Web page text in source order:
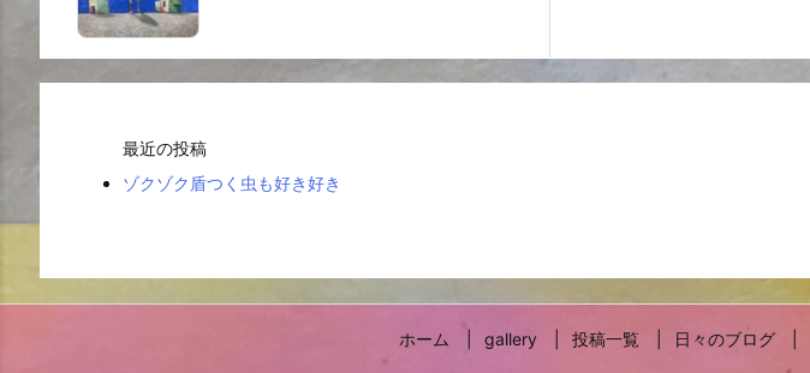
最近の投稿
ゾクゾク盾つく虫も好き好き
ホーム gallery 投稿一覧 日々のブログ